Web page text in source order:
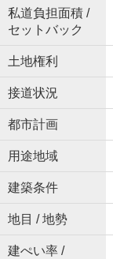
私道負担面積 /
セットバック
土地権利
接道状況
都市計画
用途地域
建築条件
地目 / 地勢
建ぺい率 /